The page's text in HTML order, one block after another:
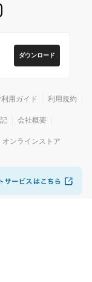
ダウンロード
利用ガイド 利用規約
会社概要
ンラインストア